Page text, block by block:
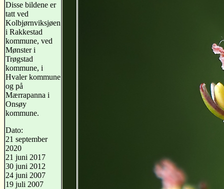
Disse bildene er
tatt ved
Kolbjørnviksjøen
i Rakkestad
kommune, ved
Mønster i
Trøgstad
kommune, i
Hvaler kommune
og på
Mærrapanna i
Onsøy
kommune.
Dato:
21 september
2020
21 juni 2017
30 juni 2012
24 juni 2007
19 juli 2007